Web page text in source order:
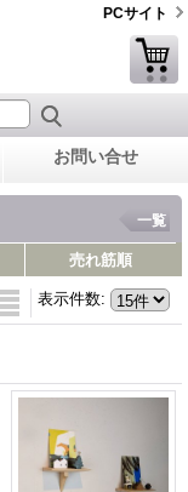
PCサイト
お問い合せ
一覧
売れ筋順
表示件数: